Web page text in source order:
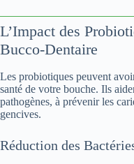
L’Impact des
Bucco-Dentaire
Les probiotiques peuvent
santé de votre bouche. Ils
pathogènes, à prévenir les
gencives.
Réduction des